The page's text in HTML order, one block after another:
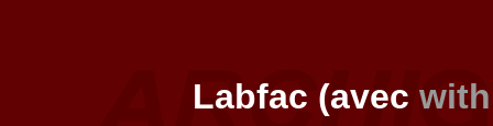
Labfac (avec with